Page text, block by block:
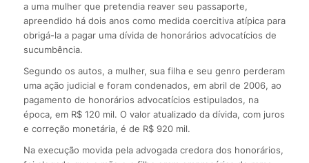
a uma mulher que pretendia reaver seu passaporte,
apreendido há dois anos como medida coercitiva atípica para
obrigá-la a pagar uma dívida de honorários advocatícios de
sucumbência.
Segundo os autos, a mulher, sua filha e seu genro perderam
uma ação judicial e foram condenados, em abril de 2006, ao
pagamento de honorários advocatícios estipulados, na
época, em R$ 120 mil. O valor atualizado da dívida, com juros
e correção monetária, é de R$ 920 mil.
Na execução movida pela advogada credora dos honorários,